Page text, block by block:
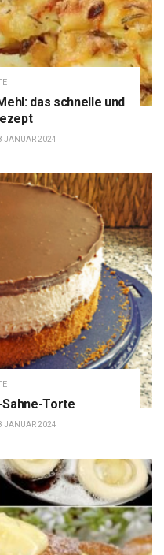
das schnelle und
JANUAR 2024
Torte
JANUAR 2024